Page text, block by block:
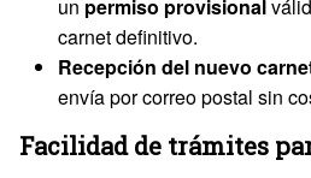
un permiso provisional
carnet definitivo.
Recepción del nuevo
envía por correo postal sin
Facilidad de trámites